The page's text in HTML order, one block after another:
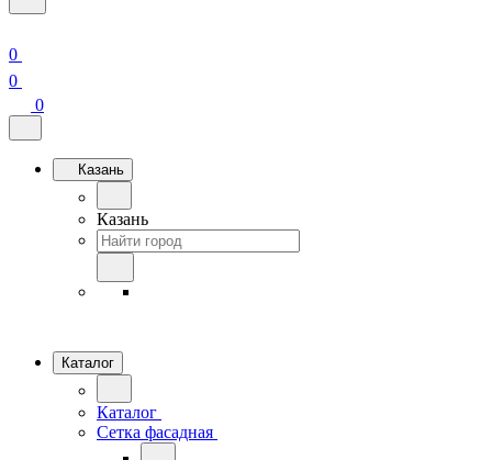
0
0
0
Казань
Казань
Каталог
Каталог
Сетка фасадная